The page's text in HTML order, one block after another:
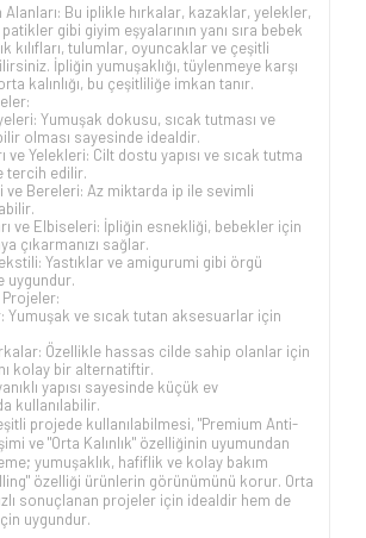
Alanları: Bu iplikle hırkalar, kazaklar, yelekler,
gibi giyim eşyalarının yanı sıra bebek
kılıfları, tulumlar, oyuncaklar ve çeşitli
İpliğin yumuşaklığı, tüylenmeye karşı
kalınlığı, bu çeşitliliğe imkan tanır.
Yumuşak dokusu, sıcak tutması ve
olması sayesinde idealdir.
ve Yelekleri: Cilt dostu yapısı ve sıcak tutma
tercih edilir.
ve Bereleri: Az miktarda ip ile sevimli
ve Elbiseleri: İpliğin esnekliği, bebekler için
çıkarmanızı sağlar.
Yastıklar ve amigurumi gibi örgü
uygundur.
Yumuşak ve sıcak tutan aksesuarlar için
Özellikle hassas cilde sahip olanlar için
kolay bir alternatiftir.
yapısı sayesinde küçük ev
kullanılabilir.
projede kullanılabilmesi, "Premium Anti-
ve "Orta Kalınlık" özelliğinin uyumundan
yumuşaklık, hafiflik ve kolay bakım
özelliği ürünlerin görünümünü korur. Orta
sonuçlanan projeler için idealdir hem de
uygundur.